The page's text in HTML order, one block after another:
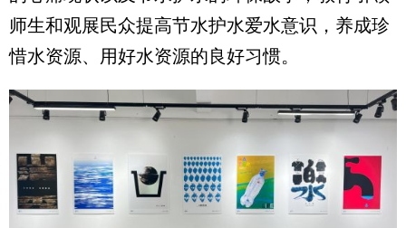
师生和观展民众提高节水护水爱水意识，养成珍
惜水资源、用好水资源的良好习惯。